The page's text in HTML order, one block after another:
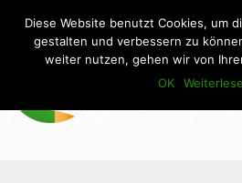
Diese Website benutzt Cookies, um
gestalten und verbessern zu
weiter nutzen, gehen wir von
OK